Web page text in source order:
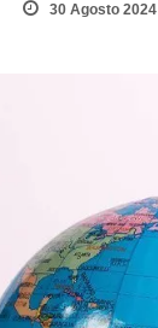
30 Agosto 2024